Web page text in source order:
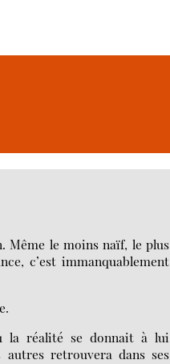
Même le moins naïf, le plus
c’est immanquablement
la réalité se donnait à lui
autres retrouvera dans ses